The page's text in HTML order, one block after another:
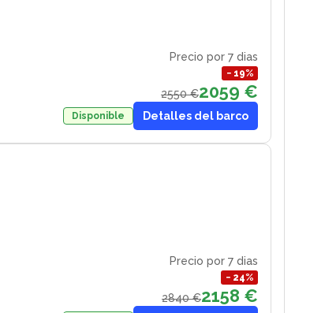
Precio por 7 dias
− 19%
2550 €2059 €
Disponible Detalles del barco
Precio por 7 dias
− 24%
2840 €2158 €